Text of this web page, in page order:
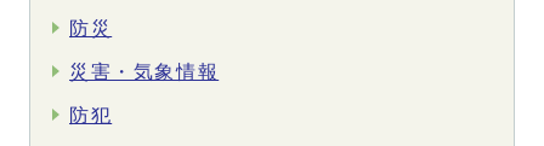
防災
災害・気象情報
防犯